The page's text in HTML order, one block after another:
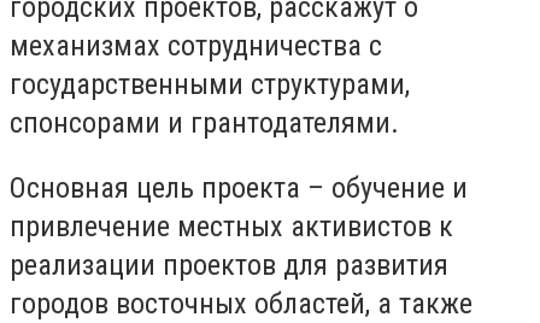
городских проектов, расскажут о
механизмах сотрудничества с
государственными структурами,
спонсорами и грантодателями.
Основная цель проекта – обучение и
привлечение местных активистов к
реализации проектов для развития
городов восточных областей, а также